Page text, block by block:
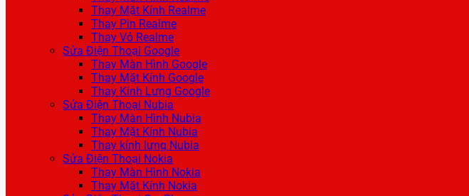
Thay Mặt Kính Realme
Thay Pin Realme
Thay Vỏ Realme
Sửa Điện Thoại Google
Thay Màn Hình Google
Thay Mặt Kính Google
Thay Kính Lưng Google
Sửa Điện Thoại Nubia
Thay Màn Hình Nubia
Thay Mặt Kính Nubia
Thay kính lưng Nubia
Sửa Điện Thoại Nokia
Thay Màn Hình Nokia
Thay Mặt Kính Nokia